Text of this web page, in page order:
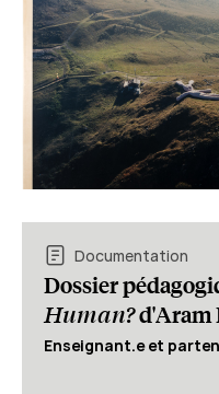
Documentation
Dossier
Human?d'Aram
Enseignant.e et